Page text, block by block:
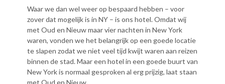
Waar we dan wel weer op bespaard hebben – voor
zover dat mogelijk is in NY – is ons hotel. Omdat wij
met Oud en Nieuw maar vier nachten in New York
waren, vonden we het belangrijk op een goede locatie
te slapen zodat we niet veel tijd kwijt waren aan reizen
binnen de stad. Maar een hotel in een goede buurt van
New York is normaal gesproken al erg prijzig, laat staan
met Oud en Nieuw.